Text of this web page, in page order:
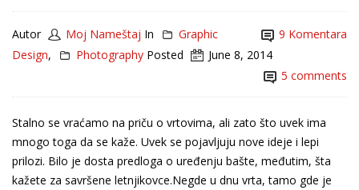
Autor Moj Nameštaj 9 Komentara
In
Graphic
Design, Photography Posted
June 8, 2014
5 comments
Stalno se vraćamo na priču o vrtovima, ali zato što uvek ima
mnogo toga da se kaže. Uvek se pojavljuju nove ideje i lepi
prilozi. Bilo je dosta predloga o uređenju bašte, međutim, šta
kažete za savršene letnjikovce.Negde u dnu vrta, tamo gde je